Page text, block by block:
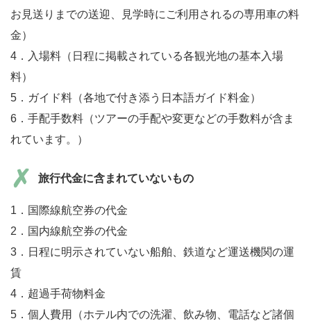
お見送りまでの送迎、見学時にご利用されるの専用車の料
金）
4．入場料（日程に掲載されている各観光地の基本入場
料）
5．ガイド料（各地で付き添う日本語ガイド料金）
6．手配手数料（ツアーの手配や変更などの手数料が含ま
れています。）
旅行代金に含まれていないもの
1．国際線航空券の代金
2．国内線航空券の代金
3．日程に明示されていない船舶、鉄道など運送機関の運
賃
4．超過手荷物料金
5．個人費用（ホテル内での洗濯、飲み物、電話など諸個